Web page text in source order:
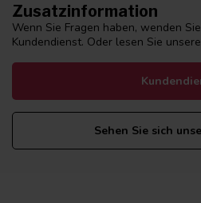
Zusatzinformation
Wenn Sie Fragen haben, wenden
Kundendienst. Oder lesen Sie
Sehen Sie sich